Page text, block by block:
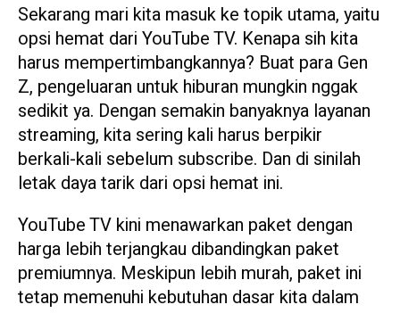
Sekarang mari kita masuk ke topik utama, yaitu
opsi hemat dari YouTube TV. Kenapa sih kita
harus mempertimbangkannya? Buat para Gen
Z, pengeluaran untuk hiburan mungkin nggak
sedikit ya. Dengan semakin banyaknya layanan
streaming, kita sering kali harus berpikir
berkali-kali sebelum subscribe. Dan di sinilah
letak daya tarik dari opsi hemat ini.
YouTube TV kini menawarkan paket dengan
harga lebih terjangkau dibandingkan paket
premiumnya. Meskipun lebih murah, paket ini
tetap memenuhi kebutuhan dasar kita dalam